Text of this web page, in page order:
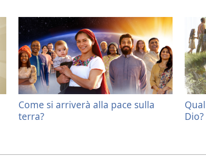
Come si arriverà alla pace sulla
terra?
Dio?